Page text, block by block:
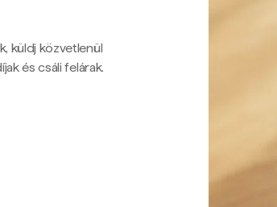
küldj közvetlenül
és csáli felárak.